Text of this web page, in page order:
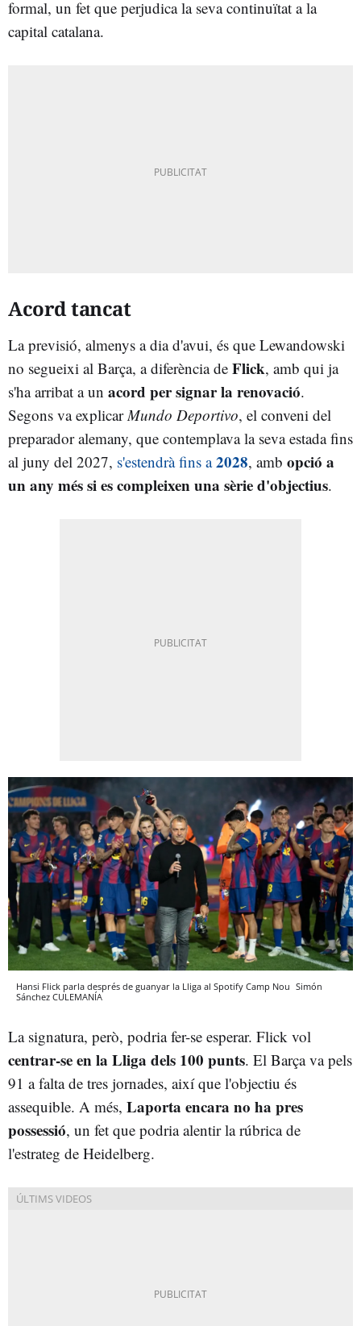
formal, un fet que perjudica la seva continuïtat a la
capital catalana.
Acord tancat
La previsió, almenys a dia d'avui, és que Lewandowski
no segueixi al Barça, a diferència de Flick, amb qui ja
s'ha arribat a un acord per signar la renovació.
Segons va explicar Mundo Deportivo, el conveni del
preparador alemany, que contemplava la seva estada fins
al juny del 2027, s'estendrà fins a2028, amb opció a
un any més si es compleixen una sèrie d'objectius.
Hansi Flick parla després de guanyar la Lliga al Spotify Camp Nou Simón
Sánchez CULEMANÍA
La signatura, però, podria fer-se esperar. Flick vol
centrar-se en la Lliga dels 100 punts. El Barça va pels
91 a falta de tres jornades, així que l'objectiu és
assequible. A més, Laporta encara no ha pres
possessió, un fet que podria alentir la rúbrica de
l'estrateg de Heidelberg.